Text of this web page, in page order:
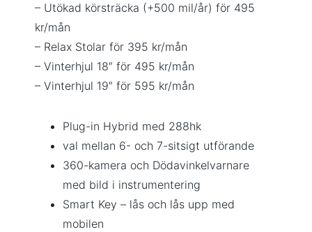
– Utökad körsträcka (+500 mil/år) för 495
kr/mån
– Relax Stolar för 395 kr/mån
– Vinterhjul 18″ för 495 kr/mån
– Vinterhjul 19″ för 595 kr/mån
Plug-in Hybrid med 288hk
val mellan 6- och 7-sitsigt utförande
360-kamera och Dödavinkelvarnare
med bild i instrumentering
Smart Key – lås och lås upp med
mobilen